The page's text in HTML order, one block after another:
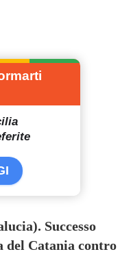
Successo
del Catania contro